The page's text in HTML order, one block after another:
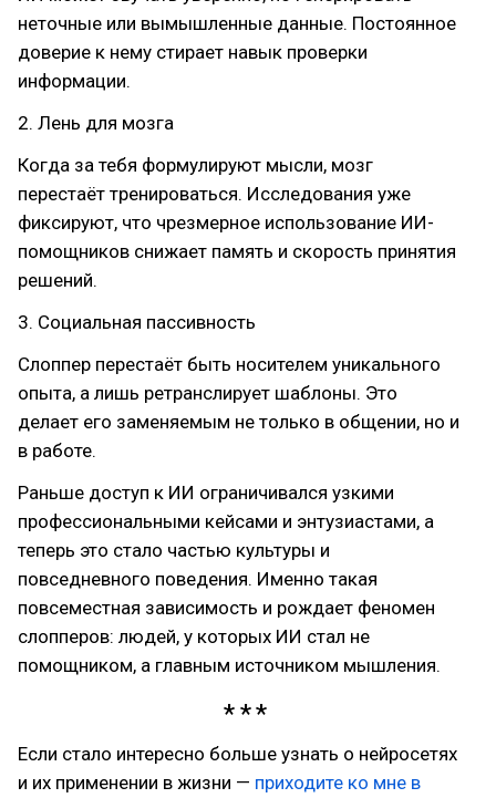
неточные или вымышленные данные. Постоянное
доверие к нему стирает навык проверки
информации.
2. Лень для мозга
Когда за тебя формулируют мысли, мозг
перестаёт тренироваться. Исследования уже
фиксируют, что чрезмерное использование ИИ-
помощников снижает память и скорость принятия
решений.
3. Социальная пассивность
Слоппер перестаёт быть носителем уникального
опыта, а лишь ретранслирует шаблоны. Это
делает его заменяемым не только в общении, но и
в работе.
Раньше доступ к ИИ ограничивался узкими
профессиональными кейсами и энтузиастами, а
теперь это стало частью культуры и
повседневного поведения. Именно такая
повсеместная зависимость и рождает феномен
слопперов: людей, у которых ИИ стал не
помощником, а главным источником мышления.
Если стало интересно больше узнать о нейросетях
и их применении в жизни — приходите ко мне в